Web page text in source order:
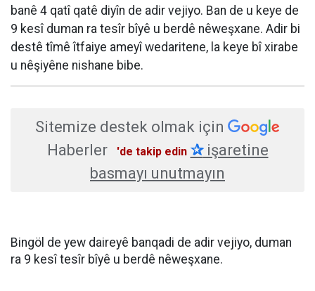
banê 4 qatî qatê diyîn de adir vejiyo. Ban de u keye de
9 kesî duman ra tesîr bîyê u berdê nêweşxane. Adir bi
destê tîmê îtfaiye ameyî wedaritene, la keye bî xirabe
u nêşiyêne nishane bibe.
Sitemize destek olmak için
Haberler
'de takip edin ✰işaretine
basmayı unutmayın
Bingöl de yew daireyê banqadi de adir vejiyo, duman
ra 9 kesî tesîr bîyê u berdê nêweşxane.